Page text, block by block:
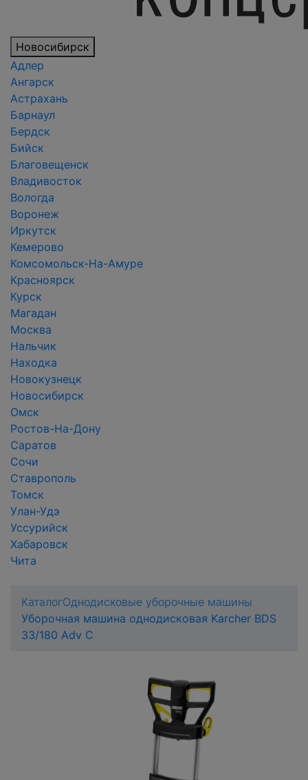
Новосибирск
Адлер
Ангарск
Астрахань
Барнаул
Бердск
Бийск
Благовещенск
Владивосток
Вологда
Воронеж
Иркутск
Кемерово
Комсомольск-На-Амуре
Красноярск
Курск
Магадан
Москва
Нальчик
Находка
Новокузнецк
Новосибирск
Омск
Ростов-На-Дону
Саратов
Сочи
Ставрополь
Томск
Улан-Удэ
Уссурийск
Хабаровск
Чита
КаталогОднодисковые уборочные машины
Уборочная машина однодисковая Karcher BDS
33/180 Adv C